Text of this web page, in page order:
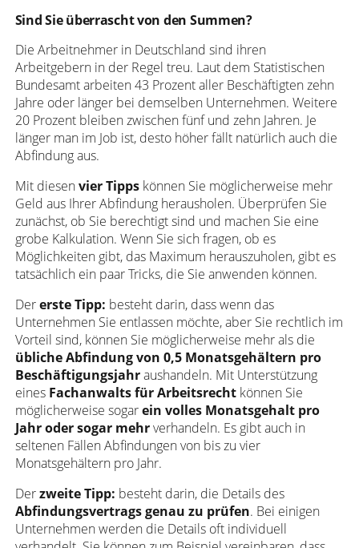
Sind Sie überrascht von den Summen?
Die Arbeitnehmer in Deutschland sind ihren
Arbeitgebern in der Regel treu. Laut dem Statistischen
Bundesamt arbeiten 43 Prozent aller Beschäftigten zehn
Jahre oder länger bei demselben Unternehmen. Weitere
20 Prozent bleiben zwischen fünf und zehn Jahren. Je
länger man im Job ist, desto höher fällt natürlich auch die
Abfindung aus.
Mit diesenvier Tippskönnen Sie möglicherweise mehr
Geld aus Ihrer Abfindung herausholen. Überprüfen Sie
zunächst, ob Sie berechtigt sind und machen Sie eine
grobe Kalkulation. Wenn Sie sich fragen, ob es
Möglichkeiten gibt, das Maximum herauszuholen, gibt es
tatsächlich ein paar Tricks, die Sie anwenden können.
Dererste Tipp: besteht darin, dass wenn das
Unternehmen Sie entlassen möchte, aber Sie rechtlich im
Vorteil sind, können Sie möglicherweise mehr als die
übliche Abfindung von 0,5 Monatsgehältern pro
Beschäftigungsjahraushandeln. Mit Unterstützung
eines Fachanwalts für Arbeitsrechtkönnen Sie
möglicherweise sogarein volles Monatsgehalt pro
Jahr oder sogar mehrverhandeln. Es gibt auch in
seltenen Fällen Abfindungen von bis zu vier
Monatsgehältern pro Jahr.
Derzweite Tipp: besteht darin, die Details des
Abfindungsvertrags genau zu prüfen. Bei einigen
Unternehmen werden die Details oft individuell